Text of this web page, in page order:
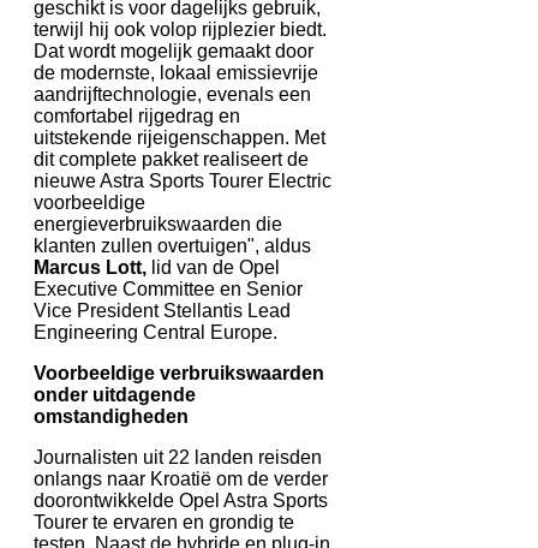
geschikt is voor dagelijks gebruik,
terwijl hij ook volop rijplezier biedt.
Dat wordt mogelijk gemaakt door
de modernste, lokaal emissievrije
aandrijftechnologie, evenals een
comfortabel rijgedrag en
uitstekende rijeigenschappen. Met
dit complete pakket realiseert de
nieuwe Astra Sports Tourer Electric
voorbeeldige
energieverbruikswaarden die
klanten zullen overtuigen", aldus
Marcus Lott, lid van de Opel
Executive Committee en Senior
Vice President Stellantis Lead
Engineering Central Europe.
Voorbeeldige verbruikswaarden
onder uitdagende
omstandigheden
Journalisten uit 22 landen reisden
onlangs naar Kroatië om de verder
doorontwikkelde Opel Astra Sports
Tourer te ervaren en grondig te
testen. Naast de hybride en plug-in